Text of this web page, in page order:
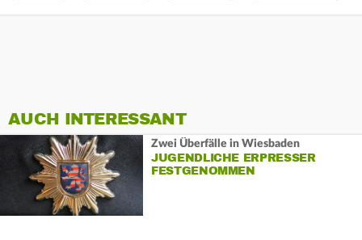
AUCH INTERESSANT
Zwei Überfälle in Wiesbaden
JUGENDLICHE ERPRESSER
FESTGENOMMEN